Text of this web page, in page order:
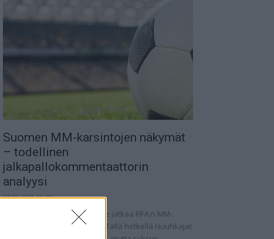
Suomen MM-karsintojen näkymät
– todellinen
jalkapallokommentaattorin
analyysi
22.09.2025 11:20
Suomen miesten maajoukkue jatkaa FIFA:n MM-
karsintoja vaihtelevin ottein. Tällä hetkellä Huuhkajat